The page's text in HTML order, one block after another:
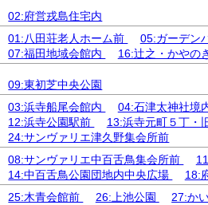
02:府営戎島住宅内
01:八田荘老人ホーム前
05:ガーデン
07:福田地域会館内
16:辻之・かやの
09:東初芝中央公園
03:浜寺船尾会館内
04:石津太神社境
12:浜寺公園駅前
13:浜寺元町５丁・
24:サンヴァリエ津久野集会所前
08:サンヴァリエ中百舌鳥集会所前
14:中百舌鳥公園団地内中央広場
18:
25:木青会館前 26:上池公園
27:か